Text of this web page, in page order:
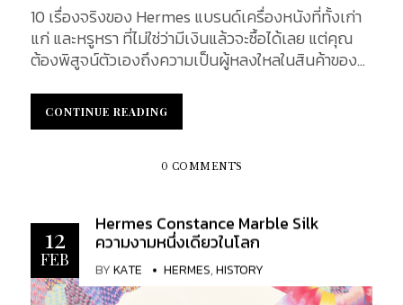
ย้ายจากเครเฟลด์ไปยังปารีส หลังจากสูญเสียสมาชิก
ส่วนใหญ่ไปเนื่องจากโรคภัยไข้เจ็บและการสูญเสียใน
สงครามนโปเลียนที่กำลังดำเนินอยู่ ในปี ค.ศ. 1837
ที่...
10 เรื่องจริงของ Hermes แบรนด์เครื่องหนังที่ทั้งเก่า
แก่ และหรูหรา ที่ไม่ใช่ว่ามีเงินแล้วจะซื้อได้เลย แต่คุณ
ต้องพิสูจน์ตัวเองถึงความเป็นผู้หลงใหลในสินค้าของ
ทำให้กระเป๋าแอร์เมสค่อนข้างใช้เวลาในการผลิต แต่นั่น
ไม่ใช่ข้อด้อย แต่กลับเป็นจุดแข็งของแบรนด์ที่สร้าง
ทำให้เป็นแบรนด์ที่หลายๆ คนใฝ่ฝันอยากมีกระเป๋าไว้
CONTINUE READING
CONTINUE READING
0 COMMENTS
12
FEB
Hermes Constance Marble Silk
ความงามหนึ่งเดียวในโลก
BYKATE HERMES,HISTORY